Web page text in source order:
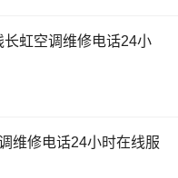
虹空调维修电话24小
维修电话24小时在线服